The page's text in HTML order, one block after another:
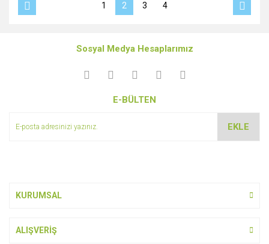
1 2 3 4
Sosyal Medya Hesaplarımız
E-BÜLTEN
EKLE
KURUMSAL
ALIŞVERİŞ